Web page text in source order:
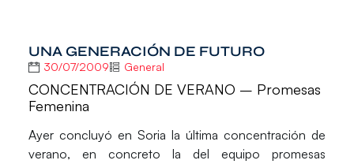
UNA GENERACIÓN DE FUTURO
30/07/2009 General
CONCENTRACIÓN DE VERANO – Promesas
Femenina
Ayer concluyó en Soria la última concentración de
verano, en concreto la del equipo promesas